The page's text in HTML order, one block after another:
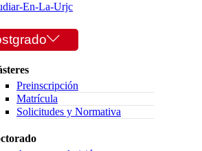
En-La-Urjc
Preinscripción
Matrícula
Solicitudes y Normativa